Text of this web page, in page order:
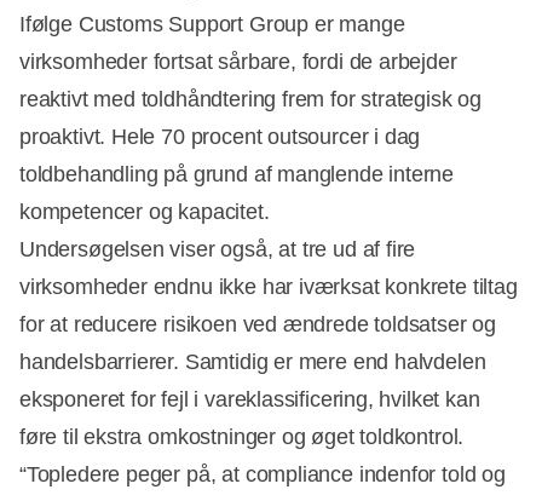
Ifølge Customs Support Group er mange
virksomheder fortsat sårbare, fordi de arbejder
reaktivt med toldhåndtering frem for strategisk og
proaktivt. Hele 70 procent outsourcer i dag
toldbehandling på grund af manglende interne
kompetencer og kapacitet.
Undersøgelsen viser også, at tre ud af fire
virksomheder endnu ikke har iværksat konkrete tiltag
for at reducere risikoen ved ændrede toldsatser og
handelsbarrierer. Samtidig er mere end halvdelen
eksponeret for fejl i vareklassificering, hvilket kan
føre til ekstra omkostninger og øget toldkontrol.
“Topledere peger på, at compliance indenfor told og